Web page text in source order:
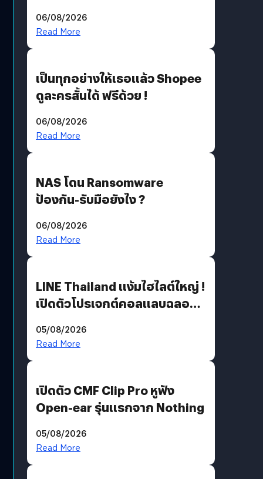
?
06/08/2026
Read More
เป็นทุกอย่างให้เธอแล้ว Shopee
ดูละครสั้นได้ ฟรีด้วย !
06/08/2026
Read More
NAS โดน Ransomware
ป้องกัน-รับมือยังไง ?
06/08/2026
Read More
LINE Thailand แง้มไฮไลต์ใหญ่ !
เปิดตัวโปรเจกต์คอลแลบฉลอง
Moon x LINE FRIENDS
05/08/2026
Read More
เปิดตัว CMF Clip Pro หูฟัง
Open-ear รุ่นแรกจาก Nothing
05/08/2026
Read More